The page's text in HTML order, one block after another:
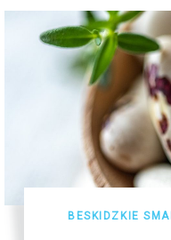
BESKIDZKIE